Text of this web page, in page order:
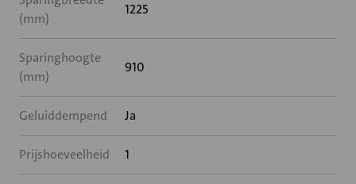
(mm)
1225
Sparinghoogte
(mm)
910
Geluiddempend Ja
Prijshoeveelheid 1